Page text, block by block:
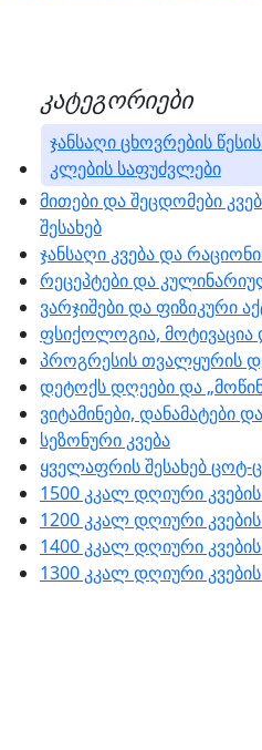
კატეგორიები
ჯანსაღი ცხოვრების
კლების საფუძვლები
მითები და შეცდომები
შესახებ
ჯანსაღი კვება და
რეცეპტები და
ვარჯიშები და ფიზიკური
ფსიქოლოგია, მოტივაცია
პროგრესის თვალყურის
დეტოქს დღეები და
ვიტამინები, დანამატები
სეზონური კვება
ყველაფრის შესახებ ცოტ-
1500 კკალ დღიური კვების
1200 კკალ დღიური კვების
1400 კკალ დღიური კვების
1300 კკალ დღიური კვების